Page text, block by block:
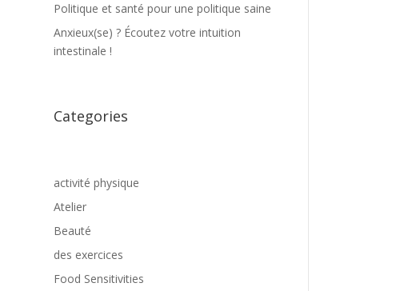
Politique et santé pour une politique saine
Anxieux(se) ? Écoutez votre intuition
intestinale !
Categories
activité physique
Atelier
Beauté
des exercices
Food Sensitivities